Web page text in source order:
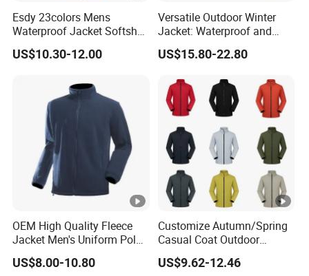
Esdy 23colors Mens
Waterproof Jacket Softshell
Outdoor Jacket
US$10.30-12.00
Versatile Outdoor Winter
Jacket: Waterproof and
Windproof Features
Outdoor Jacket
US$15.80-22.80
OEM High Quality Fleece
Jacket Men's Uniform Polar
Fleece Jacket Outdoor
Fashion Clothing Jacket
US$8.00-10.80
Customize Autumn/Spring
Casual Coat Outdoor
Softshell Jacket
US$9.62-12.46